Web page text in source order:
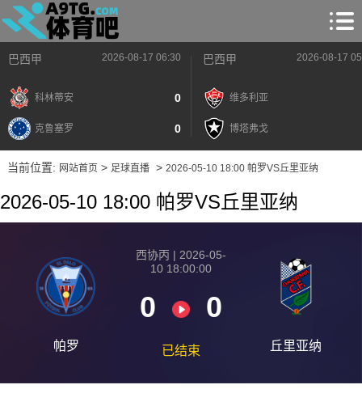
巴西甲 2026-08-17 06:30
科林蒂安 0
克鲁塞罗 0
巴西甲 2026-08-17
维多利亚
博塔弗戈
当前位置: 网站首页> 足球直播> 2026-05-10 18:00 帕罗VS丘里亚纳
2026-05-10 18:00 帕罗VS丘里亚纳
帕罗
西协丙 | 2026-05-
10 18:00:00
0 0
已结束 丘里亚纳